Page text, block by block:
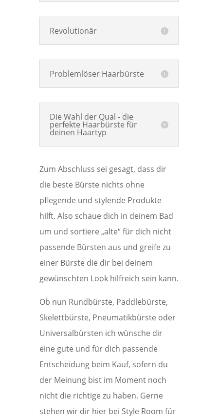
Revolutionär
Problemlöser Haarbürste
Die Wahl der Qual - die
perfekte Haarbürste für
deinen Haartyp
Zum Abschluss sei gesagt, dass dir
die beste Bürste nichts ohne
pflegende und stylende Produkte
hilft. Also schaue dich in deinem Bad
um und sortiere „alte“ für dich nicht
passende Bürsten aus und greife zu
einer Bürste die dir bei deinem
gewünschten Look hilfreich sein kann.
Ob nun Rundbürste, Paddlebürste,
Skelettbürste, Pneumatikbürste oder
Universalbürsten ich wünsche dir
eine gute und für dich passende
Entscheidung beim Kauf, sofern du
der Meinung bist im Moment noch
nicht die richtige zu haben. Gerne
stehen wir dir hier bei Style Room für